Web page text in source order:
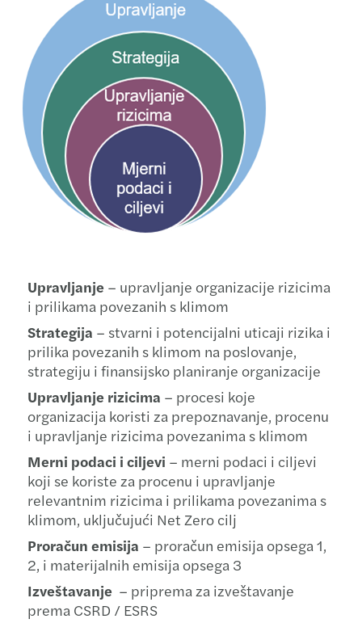
Upravljanje – upravljanje organizacije rizicima
i prilikama povezanih s klimom
Strategija – stvarni i potencijalni uticaji rizika i
prilika povezanih s klimom na poslovanje,
strategiju i finansijsko planiranje organizacije
Upravljanje rizicima – procesi koje
organizacija koristi za prepoznavanje, procenu
i upravljanje rizicima povezanima s klimom
Merni podaci i ciljevi – merni podaci i ciljevi
koji se koriste za procenu i upravljanje
relevantnim rizicima i prilikama povezanima s
klimom, uključujući Net Zero cilj
Proračun emisija – proračun emisija opsega 1,
2, i materijalnih emisija opsega 3
Izveštavanje – priprema za izveštavanje
prema CSRD / ESRS